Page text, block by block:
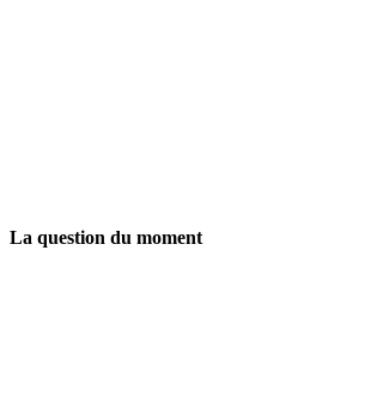
La question du moment